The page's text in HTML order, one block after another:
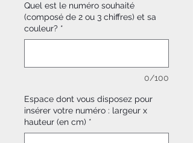
Quel est le numéro souhaité
(composé de 2 ou 3 chiffres) et sa
couleur? *
0/100
Espace dont vous disposez pour
insérer votre numéro : largeur x
hauteur (en cm) *